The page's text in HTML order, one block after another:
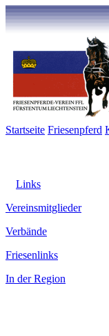
Startseite Friesenpferd
Links
Vereinsmitglieder
Verbände
Friesenlinks
In der Region